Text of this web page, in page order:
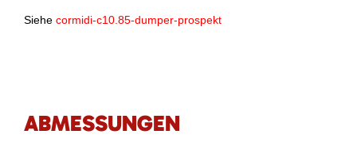
Siehe cormidi-c10.85-dumper-prospekt
ABMESSUNGEN